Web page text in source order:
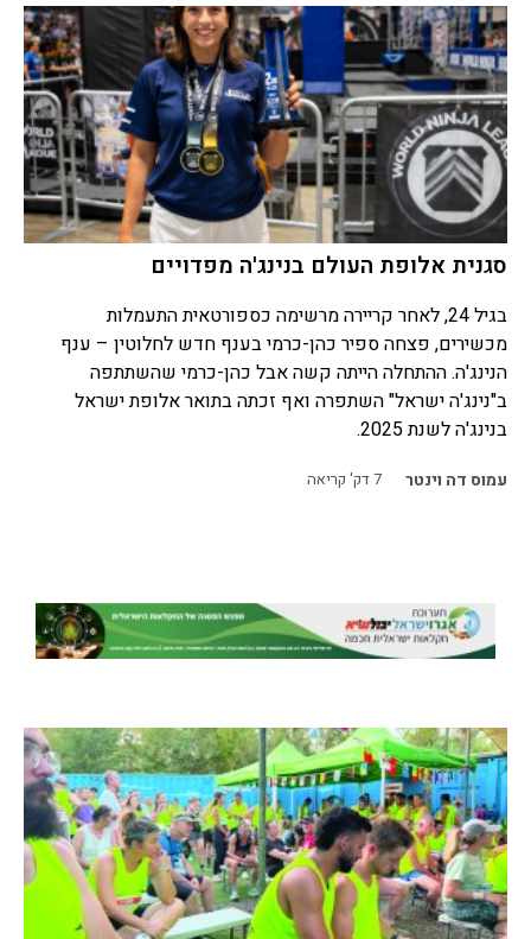
סגנית אלופת העולם בנינג'ה מפדויים
בגיל 24, לאחר קריירה מרשימה כספורטאית התעמלות
מכשירים, פצחה ספיר כהן-כרמי בענף חדש לחלוטין – ענף
הנינג'ה. ההתחלה הייתה קשה אבל כהן-כרמי שהשתתפה
ב"נינג'ה ישראל" השתפרה ואף זכתה בתואר אלופת ישראל
בנינג'ה לשנת 2025.
עמוס דה וינטר 7דק' קריאה